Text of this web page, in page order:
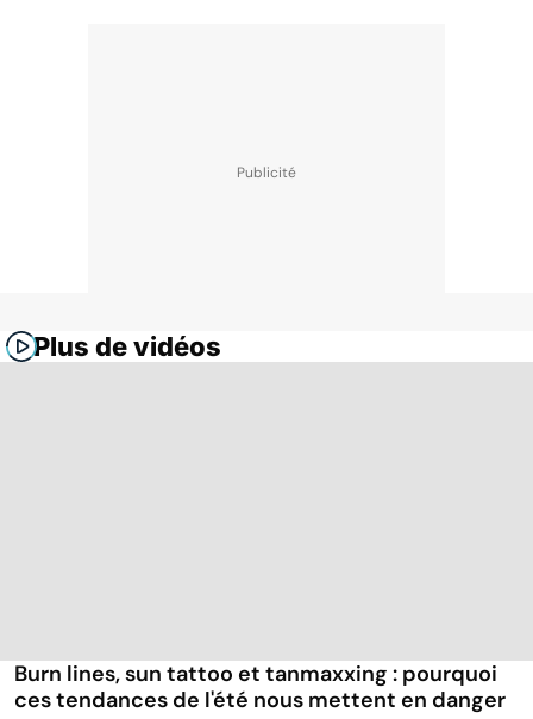
Plus de vidéos
Burn lines, sun tattoo et tanmaxxing : pourquoi
ces tendances de l'été nous mettent en danger